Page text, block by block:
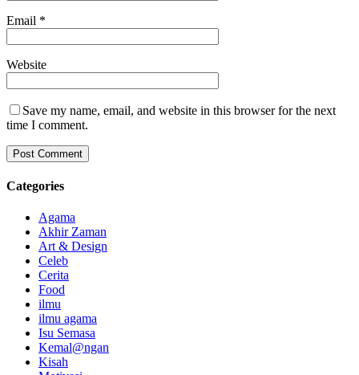
Email *
Website
Save my name, email, and website in this browser for the next
time I comment.
Categories
Agama
Akhir Zaman
Art & Design
Celeb
Cerita
Food
ilmu
ilmu agama
Isu Semasa
Kemal@ngan
Kisah